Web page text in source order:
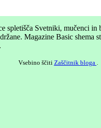
spletišča Svetniki, mučenci in
Magazine Basic shema
.
Vsebino ščiti Zaščitnik bloga .